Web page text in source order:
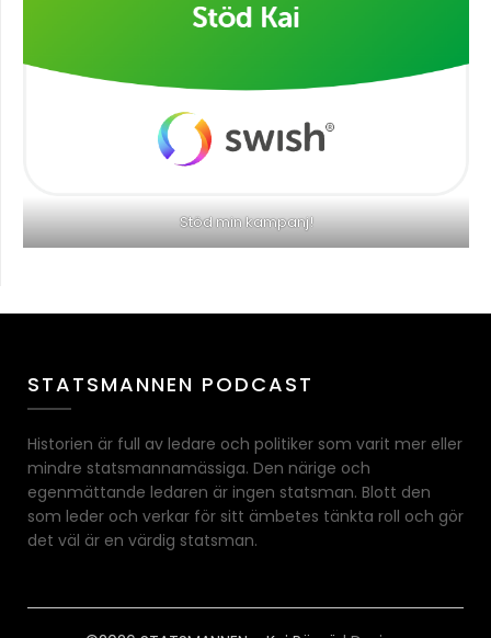
Stöd min kampanj!
STATSMANNEN PODCAST
Historien är full av ledare och politiker som varit mer eller
mindre statsmannamässiga. Den närige och
egenmättande ledaren är ingen statsman. Blott den
som leder och verkar för sitt ämbetes tänkta roll och gör
det väl är en värdig statsman.